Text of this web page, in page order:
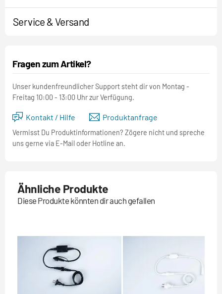
Service & Versand
Fragen zum Artikel?
Unser kundenfreundlicher Support steht dir von Montag -
Freitag 10:00 - 13:00 Uhr zur Verfügung.
Kontakt / Hilfe Produktanfrage
Vermisst Du Produktinformationen? Zögere nicht und spreche
uns gerne via E-Mail oder Hotline an.
Ähnliche Produkte
Diese Produkte könnten dir auch gefallen